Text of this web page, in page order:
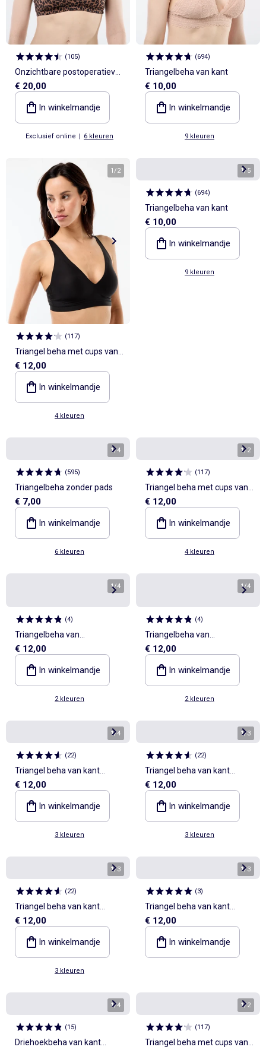
(105)
Onzichtbare postoperatieve
beha - Oktober Roze
€ 20,00
In winkelmandje
Exclusief online | 6 kleuren
(694)
Triangelbeha van kant
€ 10,00
In winkelmandje
9 kleuren
1/2
(117)
Triangel beha met cups van
microvezel
€ 12,00
In winkelmandje
4 kleuren
1/5
(694)
Triangelbeha van kant
€ 10,00
In winkelmandje
9 kleuren
1/4
(595)
Triangelbeha zonder pads
€ 7,00
In winkelmandje
6 kleuren
1/2
(117)
Triangel beha met cups van
microvezel
€ 12,00
In winkelmandje
4 kleuren
1/4
(4)
Triangelbeha van
gesatineerde microvezel en
kant
€ 12,00
In winkelmandje
2 kleuren
1/4
(4)
Triangelbeha van
gesatineerde microvezel en
kant
€ 12,00
In winkelmandje
2 kleuren
1/4
(22)
Triangel beha van kant
zonder beugels
€ 12,00
In winkelmandje
3 kleuren
1/3
(22)
Triangel beha van kant
zonder beugels
€ 12,00
In winkelmandje
3 kleuren
1/3
(22)
Triangel beha van kant
zonder beugels
€ 12,00
In winkelmandje
3 kleuren
1/3
(3)
Triangel beha van kant
zonder beugels
€ 12,00
In winkelmandje
1/4
(15)
Driehoekbeha van kant
1/2
(117)
Triangel beha met cups van